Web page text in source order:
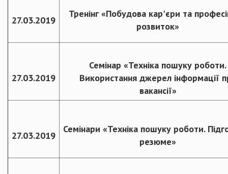
27.03.2019
Тренінг «Побудова кар'єри та
розвиток»
27.03.2019
Семінар «Техніка пошуку роботи.
Використання джерел інформації
вакансії»
27.03.2019
Семінари «Техніка пошуку роботи.
резюме»